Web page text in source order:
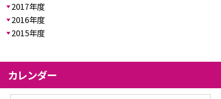
2017年度
2016年度
2015年度
カレンダー